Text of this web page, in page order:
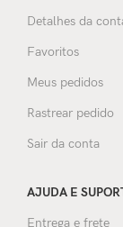
Detalhes da
Favoritos
Meus pedidos
Rastrear pedido
Sair da conta
AJUDA E
Entrega e frete